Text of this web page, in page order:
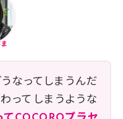
なってしまうんだ
ってしまうような